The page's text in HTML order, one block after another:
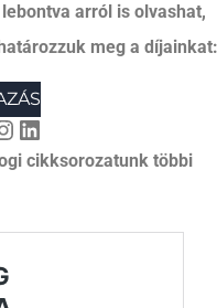
arról is olvashat,
meg a díjainkat:
cikksorozatunk többi